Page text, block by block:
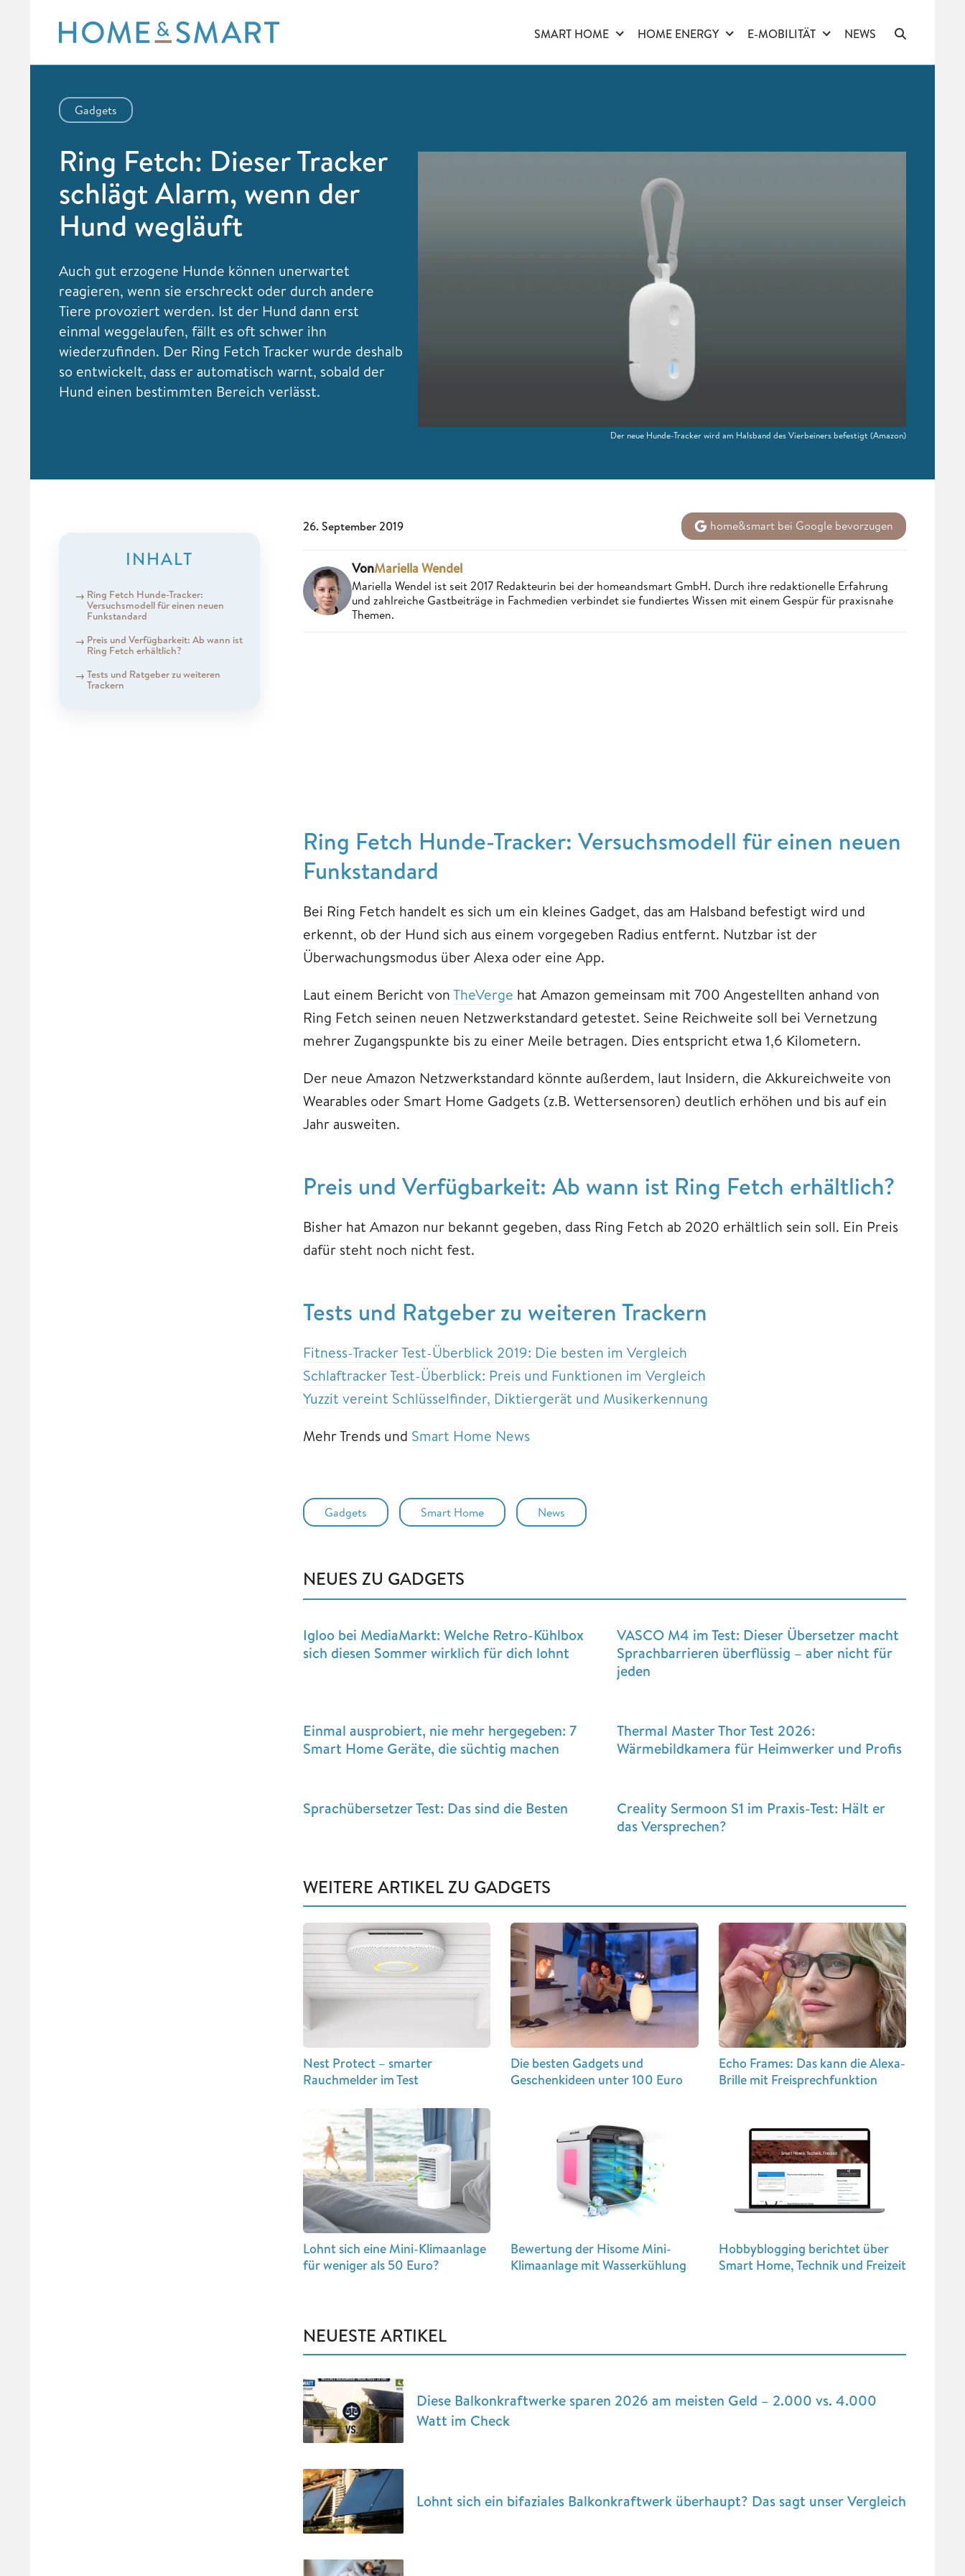
content
SMART HOME HOME ENERGY E-MOBILITÄT NEWS
Gadgets
Ring Fetch: Dieser Tracker
schlägt Alarm, wenn der
Hund wegläuft
Auch gut erzogene Hunde können unerwartet
reagieren, wenn sie erschreckt oder durch andere
Tiere provoziert werden. Ist der Hund dann erst
einmal weggelaufen, fällt es oft schwer ihn
wiederzufinden. Der Ring Fetch Tracker wurde deshalb
so entwickelt, dass er automatisch warnt, sobald der
Hund einen bestimmten Bereich verlässt.
Der neue Hunde-Tracker wird am Halsband des Vierbeiners befestigt (Amazon)
INHALT
Ring Fetch Hunde-Tracker:
Versuchsmodell für einen neuen
Funkstandard
Preis und Verfügbarkeit: Ab wann ist
Ring Fetch erhältlich?
Tests und Ratgeber zu weiteren
Trackern
26. September 2019 home&smart bei Google bevorzugen
VonMariella Wendel
Mariella Wendel ist seit 2017 Redakteurin bei der homeandsmart GmbH. Durch ihre redaktionelle Erfahrung
und zahlreiche Gastbeiträge in Fachmedien verbindet sie fundiertes Wissen mit einem Gespür für praxisnahe
Themen.
Ring Fetch Hunde-Tracker: Versuchsmodell für einen neuen
Funkstandard
Bei Ring Fetch handelt es sich um ein kleines Gadget, das am Halsband befestigt wird und
erkennt, ob der Hund sich aus einem vorgegeben Radius entfernt. Nutzbar ist der
Überwachungsmodus über Alexa oder eine App.
Laut einem Bericht vonTheVerge hat Amazon gemeinsam mit 700 Angestellten anhand von
Ring Fetch seinen neuen Netzwerkstandard getestet. Seine Reichweite soll bei Vernetzung
mehrer Zugangspunkte bis zu einer Meile betragen. Dies entspricht etwa 1,6 Kilometern.
Der neue Amazon Netzwerkstandard könnte außerdem, laut Insidern, die Akkureichweite von
Wearables oder Smart Home Gadgets (z.B. Wettersensoren) deutlich erhöhen und bis auf ein
Jahr ausweiten.
Preis und Verfügbarkeit: Ab wann ist Ring Fetch erhältlich?
Bisher hat Amazon nur bekannt gegeben, dass Ring Fetch ab 2020 erhältlich sein soll. Ein Preis
dafür steht noch nicht fest.
Tests und Ratgeber zu weiteren Trackern
Fitness-Tracker Test-Überblick 2019: Die besten im Vergleich
Schlaftracker Test-Überblick: Preis und Funktionen im Vergleich
Yuzzit vereint Schlüsselfinder, Diktiergerät und Musikerkennung
Mehr Trends und Smart Home News
Gadgets Smart Home News
NEUES ZU GADGETS
Igloo bei MediaMarkt: Welche Retro-Kühlbox
sich diesen Sommer wirklich für dich lohnt
VASCO M4 im Test: Dieser Übersetzer macht
Sprachbarrieren überflüssig – aber nicht für
jeden
Einmal ausprobiert, nie mehr hergegeben: 7
Smart Home Geräte, die süchtig machen
Thermal Master Thor Test 2026:
Wärmebildkamera für Heimwerker und Profis
Sprachübersetzer Test: Das sind die Besten
Creality Sermoon S1 im Praxis-Test: Hält er
das Versprechen?
WEITERE ARTIKEL ZU GADGETS
Nest Protect – smarter
Rauchmelder im Test
Die besten Gadgets und
Geschenkideen unter 100 Euro
Echo Frames: Das kann die Alexa-
Brille mit Freisprechfunktion
Lohnt sich eine Mini-Klimaanlage
für weniger als 50 Euro?
Bewertung der Hisome Mini-
Klimaanlage mit Wasserkühlung
Hobbyblogging berichtet über
Smart Home, Technik und Freizeit
NEUESTE ARTIKEL
Diese Balkonkraftwerke sparen 2026 am meisten Geld – 2.000 vs. 4.000
Watt im Check
Lohnt sich ein bifaziales Balkonkraftwerk überhaupt? Das sagt unser Vergleich